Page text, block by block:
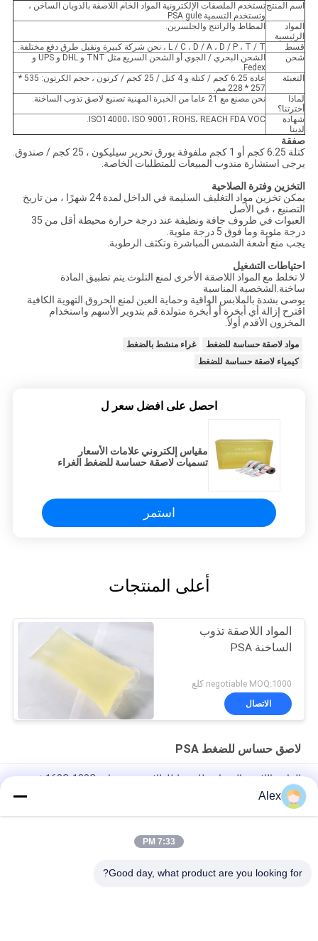
اسم المنتجتستخدم الملصقات الإلكترونية المواد الخام اللاصقة بالذوبان الساخن ،
وتستخدم التسمية PSA gule
المواد
الرئيسية
المطاط والراتنج والجلسرين.
قسط
L / C ، D / A ، D / P ، T / T ، نحن شركة كبيرة ونقبل طرق دفع مختلفة.
شحن
الشحن البحري / الجوي أو الشحن السريع مثل TNT و DHL و UPS و
Fedex.
التعبئة
عادة 6.25 كجم / كتلة و 4 كتل / 25 كجم / كرتون ، حجم الكرتون: 535 *
257 * 228 مم.
لماذا
أخترتنا؟
نحن مصنع مع 21 عاما من الخبرة المهنية تصنيع لاصق تذوب الساخنة.
شهادة
لدينا
ISO14000، ISO 9001، ROHS، REACH FDA VOC.
صفقة
كتلة 6.25 كجم أو 1 كجم ملفوفة بورق تحرير سيليكون ، 25 كجم / صندوق.
يرجى استشارة مندوب المبيعات للمتطلبات الخاصة.
التخزين وفترة الصلاحية
يمكن تخزين مواد التغليف السليمة في الداخل لمدة 24 شهرًا ، من تاريخ
التصنيع ، في الأصل
العبوات في ظروف جافة ونظيفة عند درجة حرارة محيطة أقل من 35
درجة مئوية وما فوق 5 درجة مئوية.
يجب منع أشعة الشمس المباشرة وتكثف الرطوبة.
احتياطات التشغيل
لا تخلط مع المواد اللاصقة الأخرى لمنع التلوث.يتم تطبيق المادة
ساخنة.الشخصية المناسبة
يوصى بشدة بالملابس الواقية وحماية العين لمنع الحروق.التهوية الكافية
اقترح إزالة أي أبخرة أو أبخرة متولدة.قم بتدوير الأسهم واستخدام
المخزون الأقدم أولاً.
مواد لاصقة حساسة للضغط
غراء منشط بالضغط
كيمياء لاصقة حساسة للضغط
احصل على افضل سعر ل
مقياس إلكتروني علامات الأسعار
تسميات لاصقة حساسة للضغط الغراء
استمر
أعلى المنتجات
المواد اللاصقة تذوب
الساخنة PSA
negotiable MOQ:1000 كلغ
الاتصال
لاصق حساس للضغط PSA
الراتنج اللاصق الحساس للضغط للطلاء درجة حرارة 160C-180C في
شنغهاي
ذوبان الساخن PSA تصنيف الورق الملصقات الضغط الحساس اللاصق
Alex
7:33 PM
Good day, what product are you looking for?